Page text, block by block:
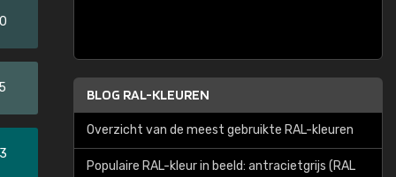
BLOG RAL-KLEUREN
Overzicht van de meest gebruikte RAL-kleuren
Populaire RAL-kleur in beeld: antracietgrijs (RAL